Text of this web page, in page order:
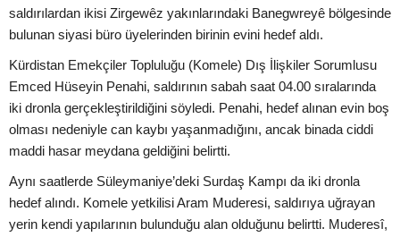
saldırılardan ikisi Zirgewêz yakınlarındaki Banegwreyê bölgesinde
bulunan siyasi büro üyelerinden birinin evini hedef aldı.
Kürdistan Emekçiler Topluluğu (Komele) Dış İlişkiler Sorumlusu
Emced Hüseyin Penahi, saldırının sabah saat 04.00 sıralarında
iki dronla gerçekleştirildiğini söyledi. Penahi, hedef alınan evin boş
olması nedeniyle can kaybı yaşanmadığını, ancak binada ciddi
maddi hasar meydana geldiğini belirtti.
Aynı saatlerde Süleymaniye’deki Surdaş Kampı da iki dronla
hedef alındı. Komele yetkilisi Aram Muderesi, saldırıya uğrayan
yerin kendi yapılarının bulunduğu alan olduğunu belirtti. Muderesî,